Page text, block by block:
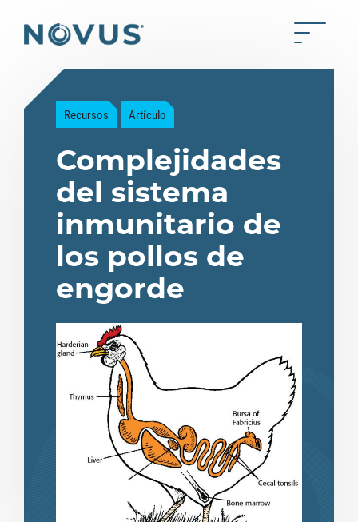
Back to home Toggle
Recursos Artículo
Complejidades
del sistema
inmunitario de
los pollos de
engorde